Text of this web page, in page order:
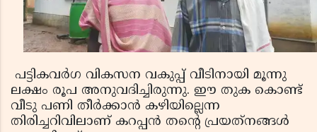
പട്ടികവര്‍ഗ വികസന വകുപ്പ് വീടിനായി മൂന്നു
ലക്ഷം രൂപ അനുവദിച്ചിരുന്നു. ഈ തുക കൊണ്ട്
വീടു പണി തീര്‍ക്കാന്‍ കഴിയില്ലെന്ന
തിരിച്ചറിവിലാണ് കറപ്പന്‍ തന്റെ പ്രയത്‌നങ്ങള്‍